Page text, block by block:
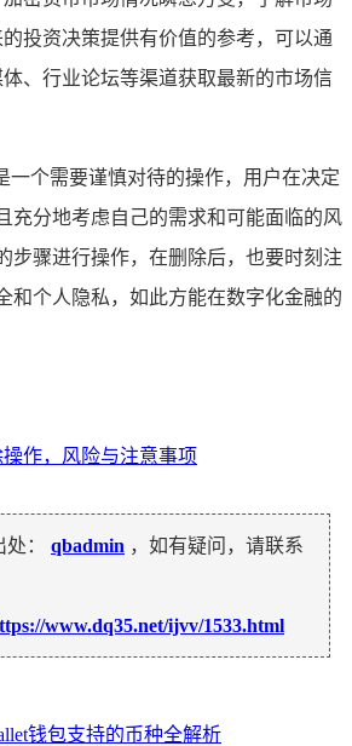
投资决策提供有价值的参考，可以通
、行业论坛等渠道获取最新的市场信
一个需要谨慎对待的操作，用户在决定
充分地考虑自己的需求和可能面临的风
步骤进行操作，在删除后，也要时刻注
和个人隐私，如此方能在数字化金融的
操作，风险与注意事项
： qbadmin ，如有疑问，请联系
www.dq35.net/ijvv/1533.html
钱包支持的币种全解析